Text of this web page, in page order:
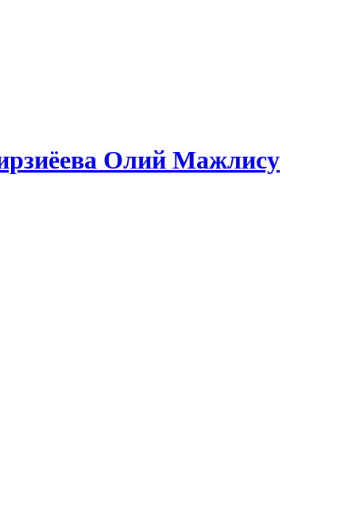
Олий Мажлису